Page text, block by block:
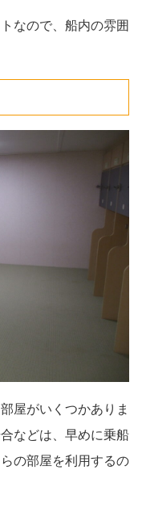
なので、船内の雰囲
屋がいくつかありま
などは、早めに乗船
の部屋を利用するの